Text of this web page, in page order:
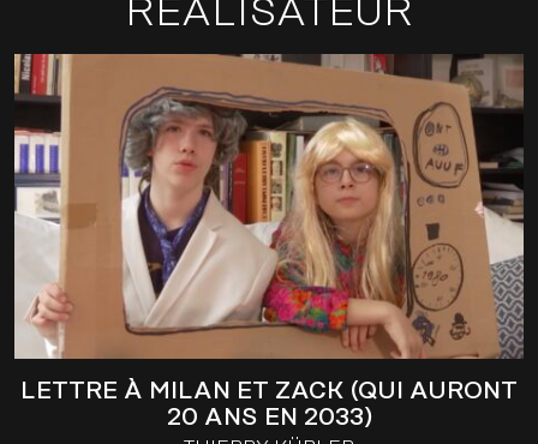
RÉALISATEUR
LETTRE À MILAN ET ZACK (QUI AURONT
20 ANS EN 2033)